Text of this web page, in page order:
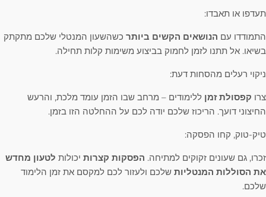
תעדפו או תאבדו:
התמודדו עם הנושאים הקשים ביותר כשהשעון המנטלי שלכם מתקתק
בשיאו. אל תתנו לזמן לחמוק בביצוע משימות קלות תחילה.
ניקוי רעלים מהסחות דעת:
צרו קפסולת זמן ללימודים – מרחב שבו הזמן עומד מלכת, והרעש
החיצוני דועך. הריכוז שלכם יודה לכם על ההחלטה הזו בזמן.
טיק-טוק, קחו הפסקה:
זכרו, גם שעונים זקוקים למתיחה. הפסקות קצרות יכולות לטעון מחדש
את הסוללות המנטליות שלכם ולעזור לכם למקסם את זמן הלימוד
שלכם.